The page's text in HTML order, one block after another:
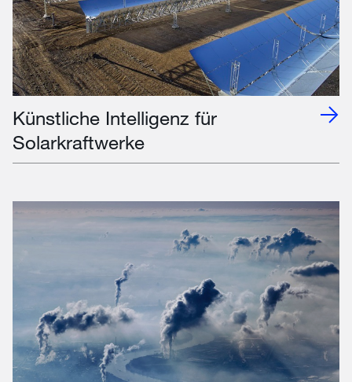
Künstliche Intelligenz für
Solarkraftwerke